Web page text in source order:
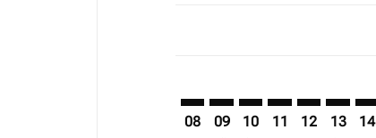
08 09 10 11 12 13 14